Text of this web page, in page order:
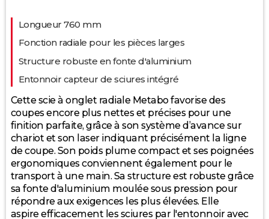
2025 2026
250
300
350
Longueur 760 mm
Fonction radiale pour les pièces larges
Structure robuste en fonte d'aluminium
Entonnoir capteur de sciures intégré
Cette scie à onglet radiale Metabo favorise des
coupes encore plus nettes et précises pour une
finition parfaite, grâce à son système d’avance sur
chariot et son laser indiquant précisément la ligne
de coupe. Son poids plume compact et ses poignées
ergonomiques conviennent également pour le
transport à une main. Sa structure est robuste grâce
sa fonte d'aluminium moulée sous pression pour
répondre aux exigences les plus élevées. Elle
aspire efficacement les sciures par l'entonnoir avec